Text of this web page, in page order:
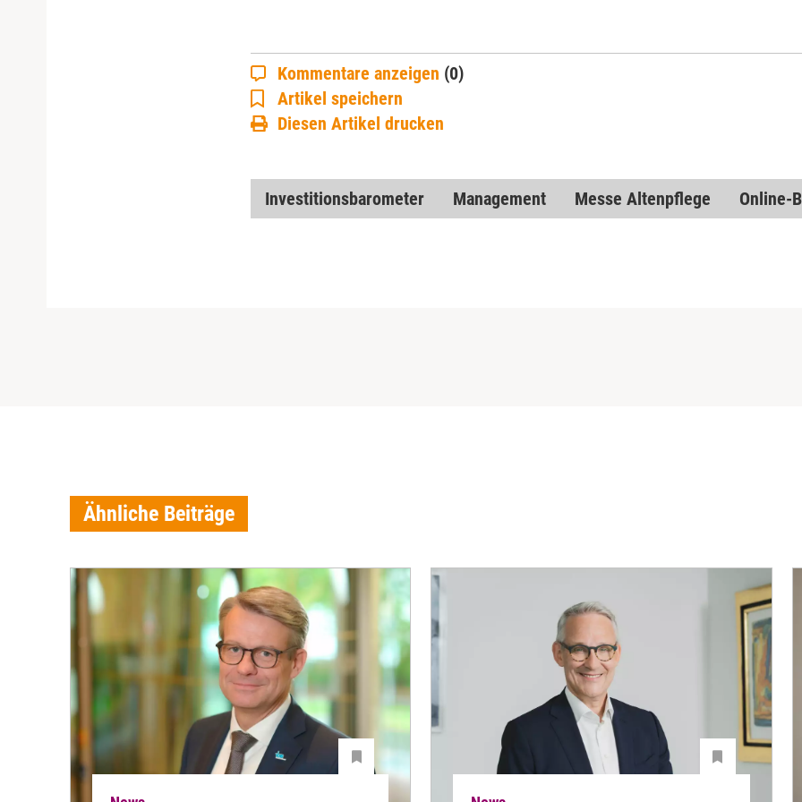
Kommentare anzeigen (0)
Artikel speichern
Diesen Artikel drucken
Investitionsbarometer Management Messe Altenpflege Online-
Ähnliche Beiträge